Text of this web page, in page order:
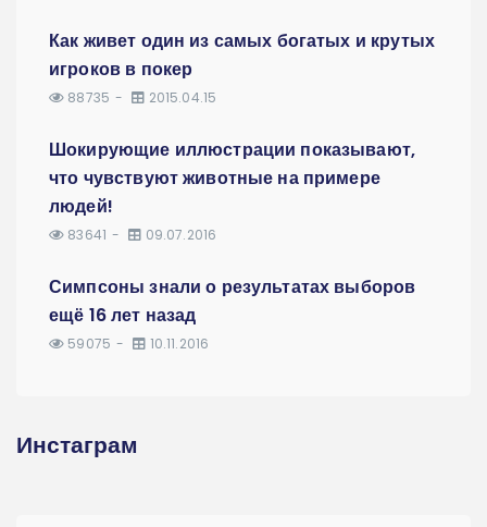
Как живет один из самых богатых и крутых
игроков в покер
88735 2015.04.15
Шокирующие иллюстрации показывают,
что чувствуют животные на примере
людей!
83641 09.07.2016
Симпсоны знали о результатах выборов
ещё 16 лет назад
59075 10.11.2016
Инстаграм